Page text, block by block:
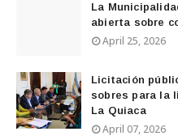
La
abierta sobre
April 25, 2026
Licitación
sobres para la
La Quiaca
April 07, 2026